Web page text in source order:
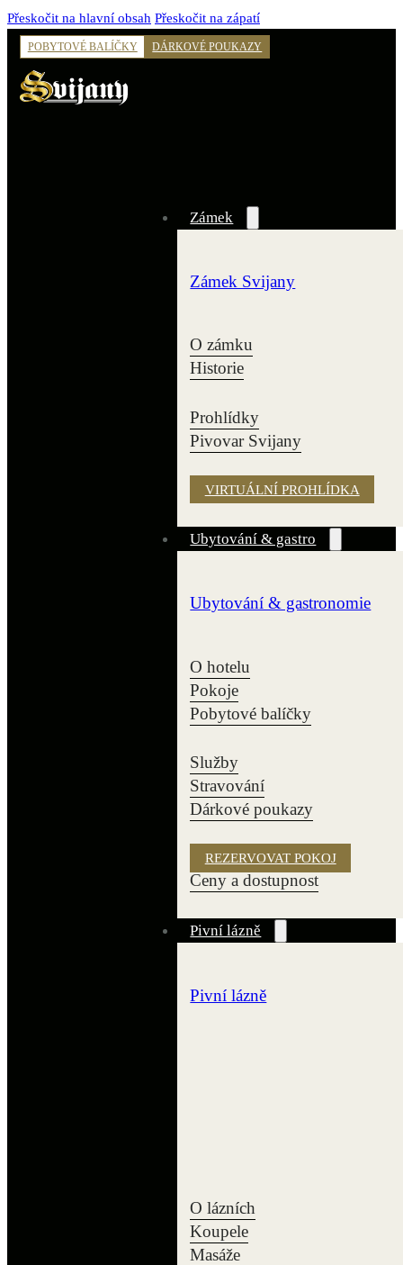
Přeskočit na hlavní obsah Přeskočit na zápatí
POBYTOVÉ BALÍČKY DÁRKOVÉ POUKAZY
Zámek
Zámek Svijany
O zámku
Historie
Prohlídky
Pivovar Svijany
VIRTUÁLNÍ PROHLÍDKA
Ubytování & gastro
Ubytování & gastronomie
O hotelu
Pokoje
Pobytové balíčky
Služby
Stravování
Dárkové poukazy
REZERVOVAT POKOJ
Ceny a dostupnost
Pivní lázně
Pivní lázně
O lázních
Koupele
Masáže